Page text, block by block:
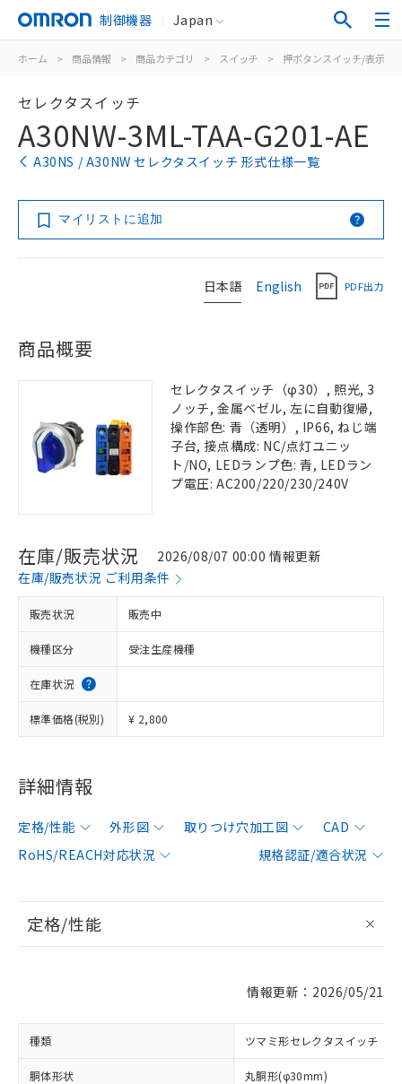
制御機器 Japan
ホーム > 商品情報 > 商品カテゴリ > スイッチ > 押ボタンスイッチ/表示灯
セレクタスイッチ
A30NW-3ML-TAA-G201-AE
A30NS / A30NW セレクタスイッチ 形式仕様一覧
マイリストに追加
日本語 English PDF出力
商品概要
セレクタスイッチ（φ30）, 照光, 3
ノッチ, 金属ベゼル, 左に自動復帰,
操作部色: 青（透明）, IP66, ねじ端
子台, 接点構成: NC/点灯ユニッ
ト/NO, LEDランプ色: 青, LEDラン
プ電圧: AC200/220/230/240V
在庫/販売状況
2026/08/07 00:00 情報更新
在庫/販売状況 ご利用条件
販売状況 販売中
機種区分 受注生産機種
在庫状況
標準価格(税別) ¥ 2,800
詳細情報
定格/性能 外形図 取りつけ穴加工図
CAD
RoHS/REACH対応状況
規格認証/適合状況
定格/性能
情報更新：2026/05/21
種類 ツマミ形セレクタスイッチ
胴体形状 丸胴形(φ30mm)